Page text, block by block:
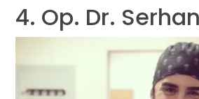
4. Op. Dr.